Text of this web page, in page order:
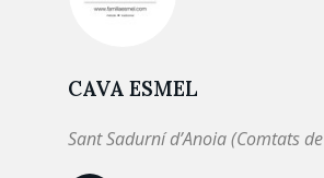
CAVA ESMEL
Sant Sadurní d’Anoia (Comtats